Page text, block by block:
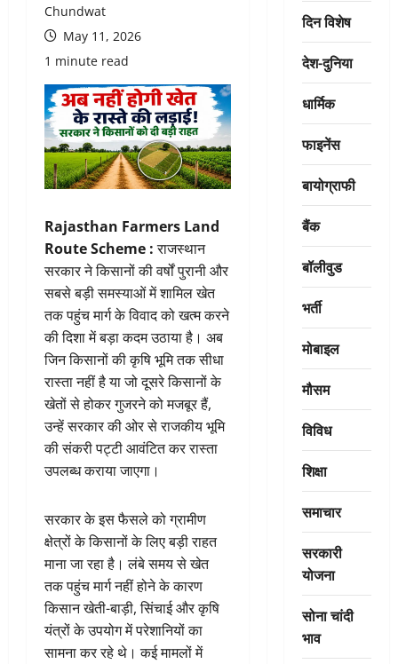
Chundwat
May 11, 2026
1 minute read
Rajasthan Farmers Land
Route Scheme :राजस्थान
सरकार ने किसानों की वर्षों पुरानी और
सबसे बड़ी समस्याओं में शामिल खेत
तक पहुंच मार्ग के विवाद को खत्म करने
की दिशा में बड़ा कदम उठाया है। अब
जिन किसानों की कृषि भूमि तक सीधा
रास्ता नहीं है या जो दूसरे किसानों के
खेतों से होकर गुजरने को मजबूर हैं,
उन्हें सरकार की ओर से राजकीय भूमि
की संकरी पट्टी आवंटित कर रास्ता
उपलब्ध कराया जाएगा।
सरकार के इस फैसले को ग्रामीण
क्षेत्रों के किसानों के लिए बड़ी राहत
माना जा रहा है। लंबे समय से खेत
तक पहुंच मार्ग नहीं होने के कारण
किसान खेती-बाड़ी, सिंचाई और कृषि
यंत्रों के उपयोग में परेशानियों का
सामना कर रहे थे। कई मामलों में
दिन विशेष
देश-दुनिया
धार्मिक
फाइनेंस
बायोग्राफी
बैंक
बॉलीवुड
भर्ती
मोबाइल
मौसम
विविध
शिक्षा
समाचार
सरकारी
योजना
सोना चांदी
भाव